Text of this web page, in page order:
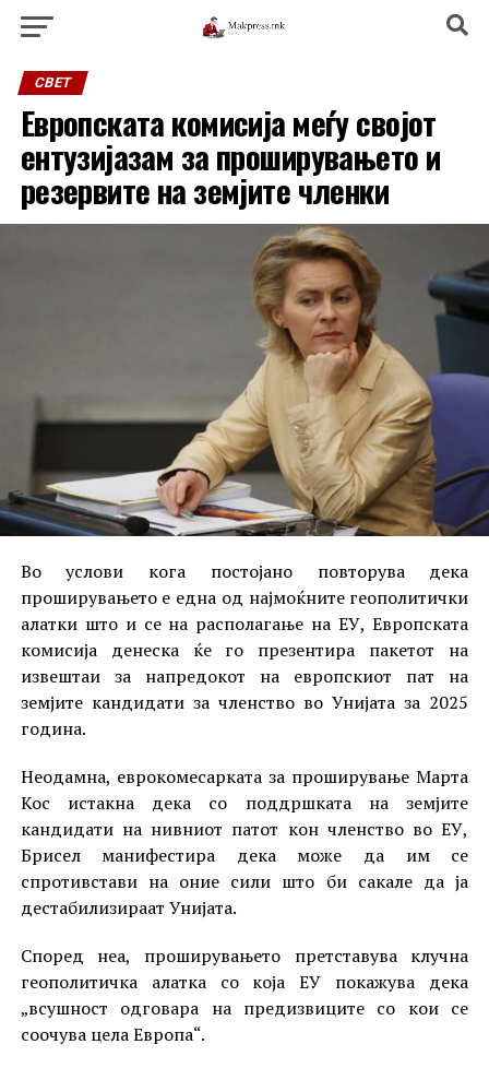
СВЕТ
Европската комисија меѓу својот
ентузијазам за проширувањето и
резервите на земјите членки
Во услови кога постојано повторува дека
проширувањето е една од најмоќните геополитички
алатки што и се на располагање на ЕУ, Европската
комисија денеска ќе го презентира пакетот на
извештаи за напредокот на европскиот пат на
земјите кандидати за членство во Унијата за 2025
година.
Неодамна, еврокомесарката за проширување Марта
Кос истакна дека со поддршката на земјите
кандидати на нивниот патот кон членство во ЕУ,
Брисел манифестира дека може да им се
спротивстави на оние сили што би сакале да ја
дестабилизираат Унијата.
Според неа, проширувањето претставува клучна
геополитичка алатка со која ЕУ покажува дека
„всушност одговара на предизвиците со кои се
соочува цела Европа“.